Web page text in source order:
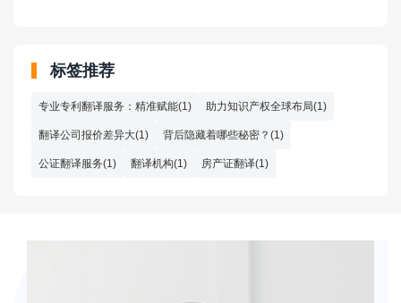
标签推荐
专业专利翻译服务：精准赋能(1) 助力知识产权全球布局(1)
翻译公司报价差异大(1) 背后隐藏着哪些秘密？(1)
公证翻译服务(1) 翻译机构(1) 房产证翻译(1)